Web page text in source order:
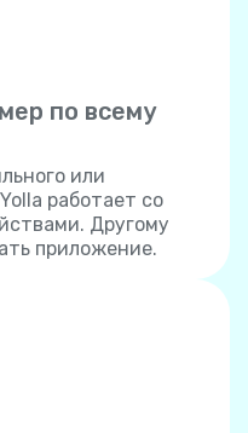
по всему
или
работает со
Другому
приложение.